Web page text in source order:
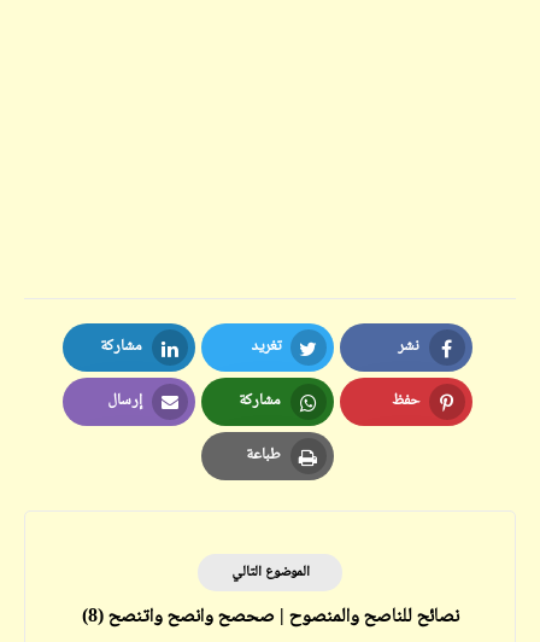
نشر
Facebook
تغريد
Twitter
مشاركة
LinkedIn
حفظ
Pinterest
مشاركة
Whatsapp
إرسال
Email
طباعة
Print
الموضوع التالي
نصائح للناصح والمنصوح | صحصح وانصح واتنصح (8)